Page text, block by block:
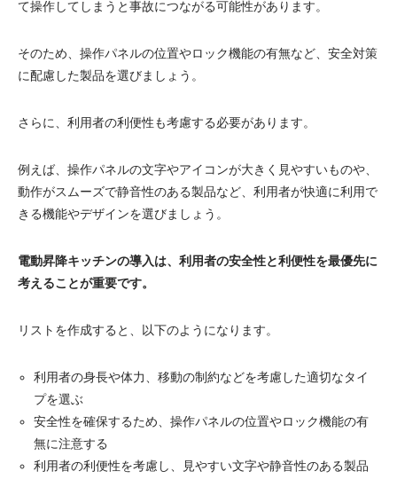
て操作してしまうと事故につながる可能性があります。
そのため、操作パネルの位置やロック機能の有無など、安全対策
に配慮した製品を選びましょう。
さらに、利用者の利便性も考慮する必要があります。
例えば、操作パネルの文字やアイコンが大きく見やすいものや、
動作がスムーズで静音性のある製品など、利用者が快適に利用で
きる機能やデザインを選びましょう。
電動昇降キッチンの導入は、利用者の安全性と利便性を最優先に
考えることが重要です。
リストを作成すると、以下のようになります。
利用者の身長や体力、移動の制約などを考慮した適切なタイ
プを選ぶ
安全性を確保するため、操作パネルの位置やロック機能の有
無に注意する
利用者の利便性を考慮し、見やすい文字や静音性のある製品